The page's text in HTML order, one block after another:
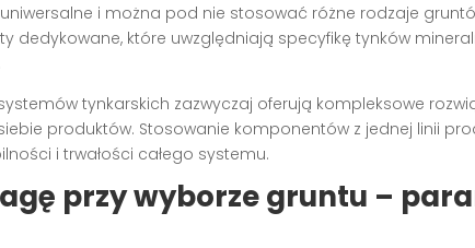
i można pod nie stosować różne rodzaje
dedykowane, które uwzględniają specyfikę tynków
tynkarskich zazwyczaj oferują kompleksowe
produktów. Stosowanie komponentów z jednej linii
i trwałości całego systemu.
przy wyborze gruntu –